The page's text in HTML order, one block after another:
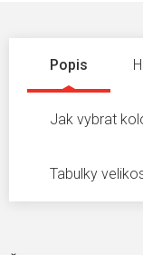
Popis
Jak vybrat
Tabulky